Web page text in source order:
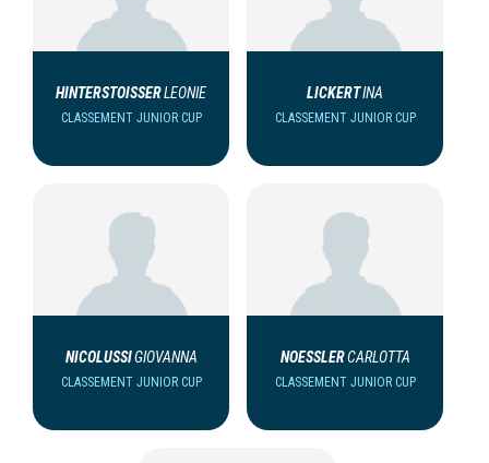
HINTERSTOISSERLEONIE
CLASSEMENT JUNIOR CUP
LICKERTINA
CLASSEMENT JUNIOR CUP
NICOLUSSIGIOVANNA
CLASSEMENT JUNIOR CUP
NOESSLERCARLOTTA
CLASSEMENT JUNIOR CUP